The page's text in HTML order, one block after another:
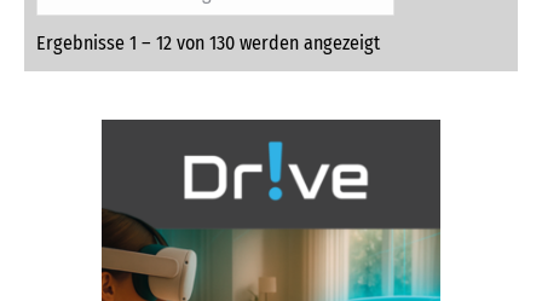
Ergebnisse 1 – 12 von 130 werden angezeigt